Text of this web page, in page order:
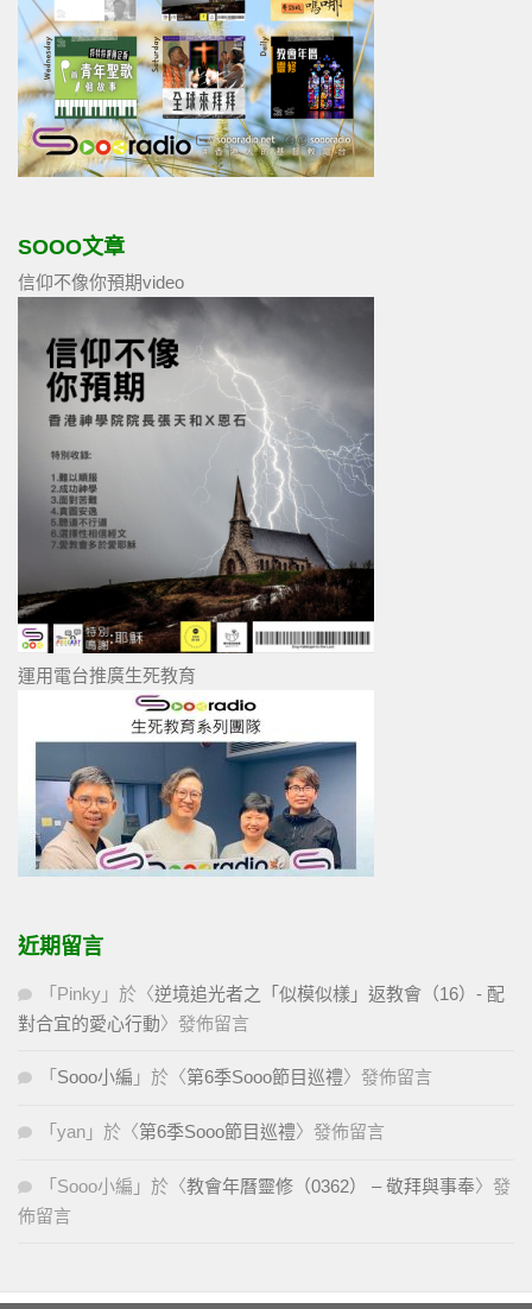
SOOO文章
信仰不像你預期video
運用電台推廣生死教育
近期留言
「 Pinky 」於〈逆境追光者之「似模似樣」返教會（16）- 配
對合宜的愛心行動〉發佈留言
「 Sooo小編 」於〈第6季Sooo節目巡禮〉發佈留言
「 yan 」於〈第6季Sooo節目巡禮〉發佈留言
「 Sooo小編 」於〈教會年曆靈修（0362） – 敬拜與事奉〉發
佈留言